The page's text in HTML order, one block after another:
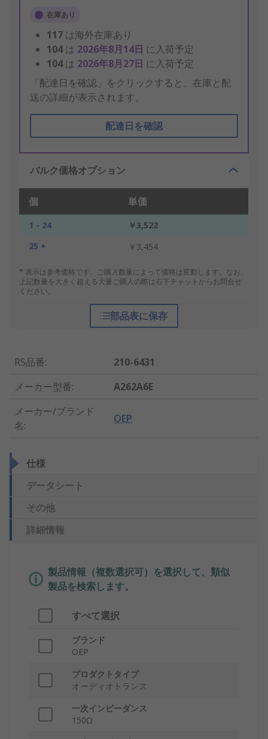
在庫あり
117 は海外在庫あり
104は 2026年8月14日 に入荷予定
104は 2026年8月27日 に入荷予定
「配達日を確認」をクリックすると、在庫と配
送の詳細が表示されます。
配達日を確認
バルク価格オプション
個 単価
1 - 24
￥3,522
25 +
￥3,454
* 表示は参考価格です。ご購入数量によって価格は変動します。なお、
上記数量を大きく超える大量ご購入の際は右下チャットからお問合せ
ください。
部品表に保存
RS品番:
210-6431
メーカー型番:
A262A6E
メーカー/ブランド
名:
OEP
仕様
データシート
その他
詳細情報
製品情報（複数選択可）を選択して、類似
製品を検索します。
すべて選択
ブランド
OEP
プロダクトタイプ
オーディオトランス
一次インピーダンス
150Ω